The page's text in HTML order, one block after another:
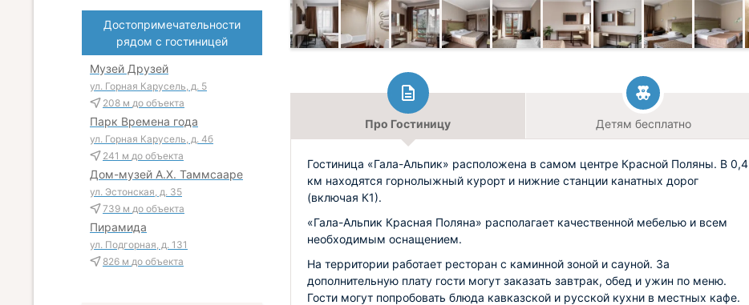
Про Гостиницу Детям бесплатно
Гостиница «Гала-Альпик» расположена в самом центре Красной Поляны. В 0,4
км находятся горнолыжный курорт и нижние станции канатных дорог
(включая К1).
«Гала-Альпик Красная Поляна» располагает качественной мебелью и всем
необходимым оснащением.
На территории работает ресторан с каминной зоной и сауной. За
дополнительную плату гости могут заказать завтрак, обед и ужин по меню.
Гости могут попробовать блюда кавказской и русской кухни в местных кафе.
Достопримечательности
рядом с гостиницей
Музей Друзей
ул. Горная Карусель, д. 5
208 м до объекта
Парк Времена года
ул. Горная Карусель, д. 4б
241 м до объекта
Дом-музей А.Х. Таммсааре
ул. Эстонская, д. 35
739 м до объекта
Пирамида
ул. Подгорная, д. 131
826 м до объекта